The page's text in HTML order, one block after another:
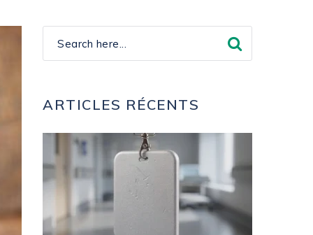
ARTICLES RÉCENTS